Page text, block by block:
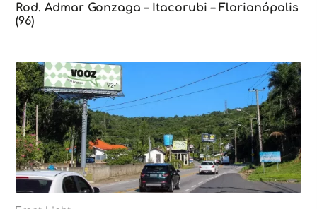
Rod. Admar Gonzaga – Itacorubi – Florianópolis
(96)